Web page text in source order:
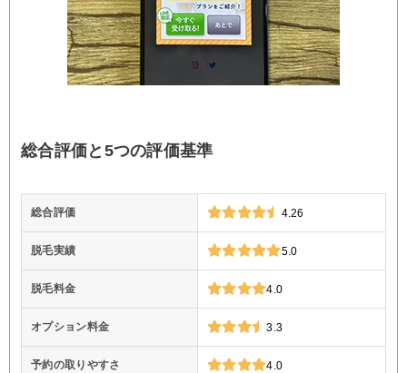
総合評価と5つの評価基準
総合評価 4.26
脱毛実績 5.0
脱毛料金 4.0
オプション料金 3.3
予約の取りやすさ 4.0